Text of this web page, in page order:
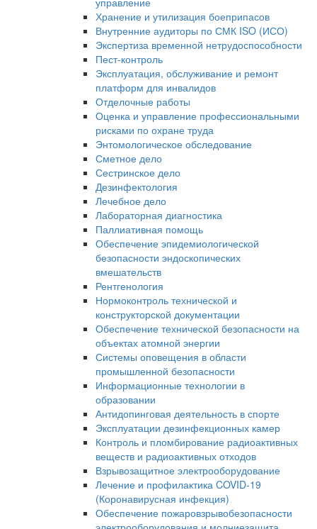
Хранение и утилизация боеприпасов
Внутренние аудиторы по СМК ISO (ИСО)
Экспертиза временной нетрудоспособности
Пест-контроль
Эксплуатация, обслуживание и ремонт
платформ для инвалидов
Отделочные работы
Оценка и управление профессиональными
рисками по охране труда
Энтомологическое обследование
Сметное дело
Сестринское дело
Дезинфектология
Лечебное дело
Лабораторная диагностика
Паллиативная помощь
Обеспечение эпидемиологической
безопасности эндоскопических
вмешательств
Рентгенология
Нормоконтроль технической и
конструкторской документации
Обеспечение технической безопасности на
объектах атомной энергии
Системы оповещения в области
промышленной безопасности
Информационные технологии в
образовании
Антидопинговая деятельность в спорте
Эксплуатации дезинфекционных камер
Контроль и пломбирование радиоактивных
веществ и радиоактивных отходов
Взрывозащитное электрооборудование
Лечение и профилактика COVID-19
(Коронавирусная инфекция)
Обеспечение пожаровзрывобезопасности